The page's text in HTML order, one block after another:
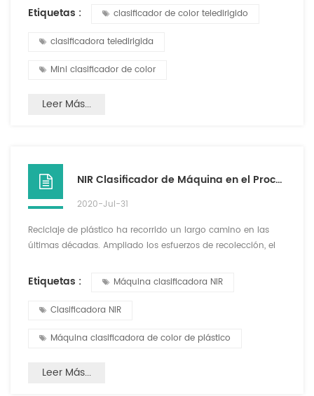
modelo en el 2017, y ha sido actualizado a la cuarta
generación. Es ahora el más pequeño clasificador del color
en todo el mundo. Su tamaño es de 62*62 cm*28 cm, y su
Etiquetas : clasificador de color teledirigido
clasificadora teledirigida
Mini clasificador de color
Leer Más...
NIR Clasificador de Máquina en el Proceso de Reciclaje de Plásticos
2020-Jul-31
Reciclaje de plástico ha recorrido un largo camino en las
últimas décadas. Ampliado los esfuerzos de recolección, el
avances de la tecnología han combinado para permitir una
mayor recuperación de materiales. Mientras que la
tecnología de la innovación abarca una amplia gama de
capitalización...
Etiquetas : Máquina clasificadora NIR
Clasificadora NIR
Máquina clasificadora de color de plástico
Leer Más...